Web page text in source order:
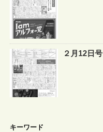
２月12日号
キーワード